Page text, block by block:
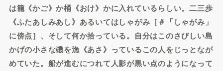
は籠《かご》か桶《おけ》かに入れているらしい。二三歩
《ふたあしみあし》あるいてはしゃがみ［＃「しゃがみ」
に傍点］、そして何か拾っている。自分はこのさびしい島
かげの小さな磯を漁《あさ》っているこの人をじっとなが
めていた。船が進むにつれて人影が黒い点のようになって